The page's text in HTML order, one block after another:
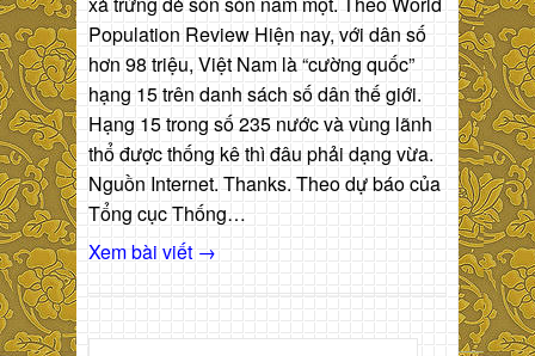
Population Review Hiện nay, với dân số
hơn 98 triệu, Việt Nam là “cường quốc”
hạng 15 trên danh sách số dân thế giới.
Hạng 15 trong số 235 nước và vùng lãnh
thổ được thống kê thì đâu phải dạng vừa.
Nguồn Internet. Thanks. Theo dự báo của
Tổng cục Thống…
Xem bài viết →